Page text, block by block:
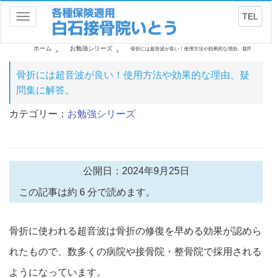
Toggle
navigation
TEL
ホーム お勉強シリーズ 骨折には超音波が良い！使用方法や効果的な理由、疑問集に解答
骨折には超音波が良い！使用方法や効果的な理由、疑
問集に解答。
カテゴリー： お勉強シリーズ
公開日：2024年9月25日
この記事は約 6 分で読めます。
骨折に使われる超音波は骨折の修復を早める効果が認めら
れたもので 、数多くの病院や接骨院・ 整骨院で採用される
ようになっています。